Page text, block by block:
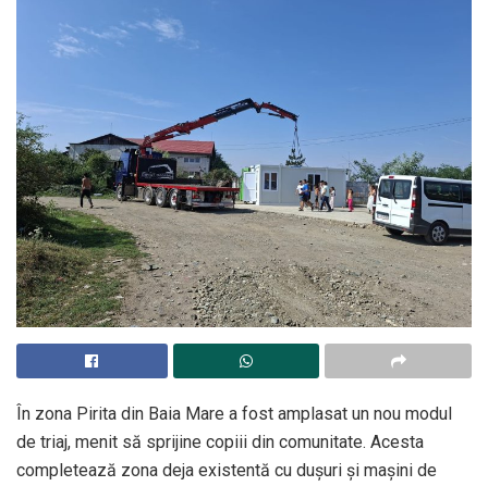
În zona Pirita din Baia Mare a fost amplasat un nou modul
de triaj, menit să sprijine copiii din comunitate. Acesta
completează zona deja existentă cu dușuri și mașini de